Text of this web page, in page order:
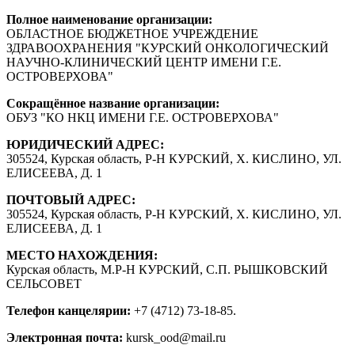
Полное наименование организации:
ОБЛАСТНОЕ БЮДЖЕТНОЕ УЧРЕЖДЕНИЕ
ЗДРАВООХРАНЕНИЯ "КУРСКИЙ ОНКОЛОГИЧЕСКИЙ
НАУЧНО-КЛИНИЧЕСКИЙ ЦЕНТР ИМЕНИ Г.Е.
ОСТРОВЕРХОВА"
Сокращённое название организации:
ОБУЗ "КО НКЦ ИМЕНИ Г.Е. ОСТРОВЕРХОВА"
ЮРИДИЧЕСКИЙ АДРЕС:
305524, Курская область, Р-Н КУРСКИЙ, Х. КИСЛИНО, УЛ.
ЕЛИСЕЕВА, Д. 1
ПОЧТОВЫЙ АДРЕС:
305524, Курская область, Р-Н КУРСКИЙ, Х. КИСЛИНО, УЛ.
ЕЛИСЕЕВА, Д. 1
МЕСТО НАХОЖДЕНИЯ:
Курская область, М.Р-Н КУРСКИЙ, С.П. РЫШКОВСКИЙ
СЕЛЬСОВЕТ
Телефон канцелярии: +7 (4712) 73-18-85.
Электронная почта: kursk_ood@mail.ru